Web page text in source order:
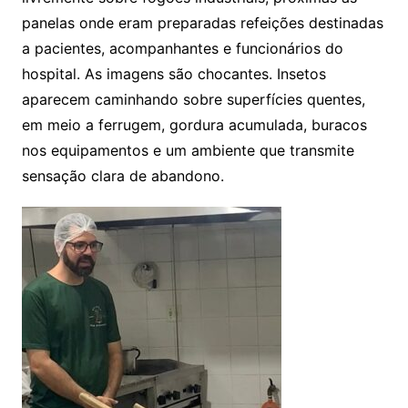
panelas onde eram preparadas refeições destinadas
a pacientes, acompanhantes e funcionários do
hospital. As imagens são chocantes. Insetos
aparecem caminhando sobre superfícies quentes,
em meio a ferrugem, gordura acumulada, buracos
nos equipamentos e um ambiente que transmite
sensação clara de abandono.